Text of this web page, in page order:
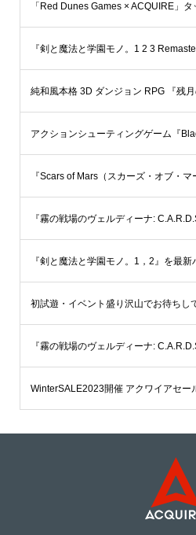
『剣と魔法と学園モノ。1 2 3
『Scars of Mars（スカーズ・オブ・マ
『剣と魔法と学園モノ。1，2』を最新
WinterSALE2023開催 アクワイアセー